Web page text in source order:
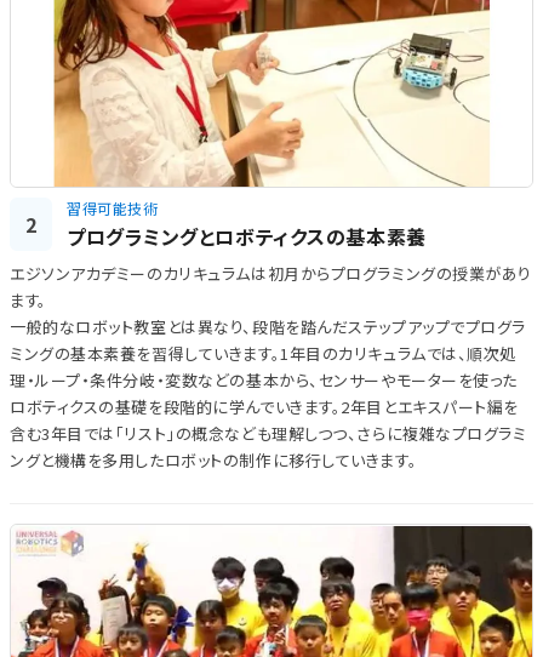
2
習得可能技術
プログラミングとロボティクスの基本素養
エジソンアカデミーのカリキュラムは初月からプログラミングの授業があり
ます。
一般的なロボット教室とは異なり、段階を踏んだステップアップでプログラ
ミングの基本素養を習得していきます。1年目のカリキュラムでは、順次処
理・ループ・条件分岐・変数などの基本から、センサーやモーターを使った
ロボティクスの基礎を段階的に学んでいきます。2年目とエキスパート編を
含む3年目では「リスト」の概念なども理解しつつ、さらに複雑なプログラミ
ングと機構を多用したロボットの制作に移行していきます。